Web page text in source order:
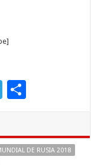
T
gr p
DE RUSIA 2018